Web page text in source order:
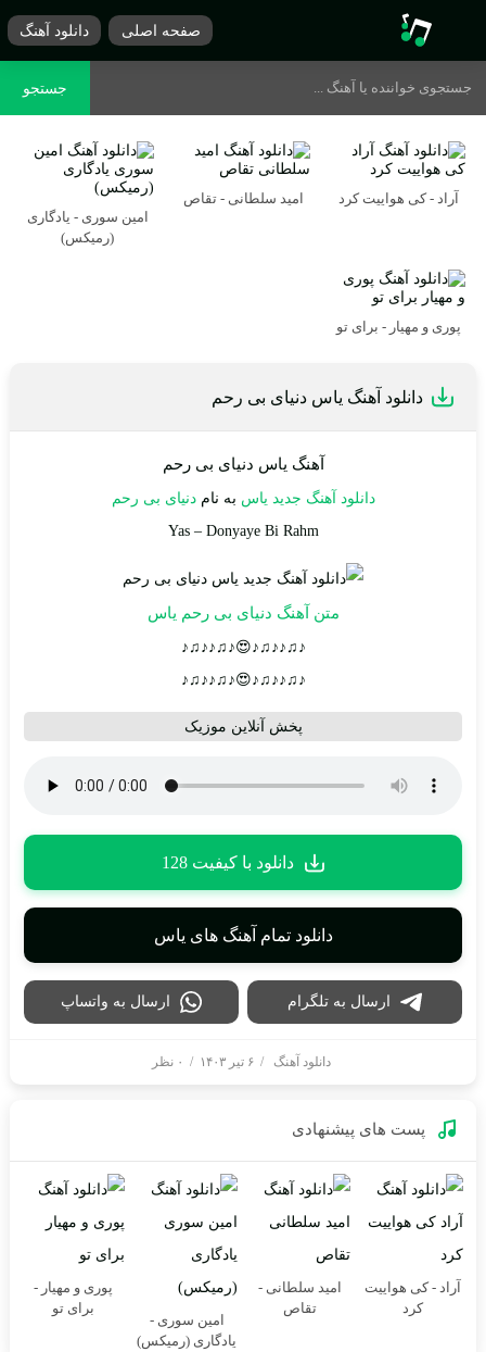
صفحه اصلی دانلود آهنگ
جستجو
آراد - کی هواییت کرد
امید سلطانی - تقاص
امین سوری - یادگاری
(رمیکس)
پوری و مهیار - برای تو
دانلود آهنگ یاس دنیای بی رحم
آهنگ یاس دنیای بی رحم
دانلود آهنگ جدید یاس به نامدنیای بی رحم
Yas– Donyaye Bi Rahm
متن آهنگ دنیای بی رحم یاس
♪♫♪♪♫♪😍♪♫♪♪♫♪
♪♫♪♪♫♪😍♪♫♪♪♫♪
پخش آنلاین موزیک
دانلود با کیفیت 128
دانلود تمام آهنگ های یاس
ارسال به تلگرام ارسال به واتساپ
دانلود آهنگ / ۶ تیر ۱۴۰۳ / ۰ نظر
پست های پیشنهادی
آراد - کی هواییت
کرد
امید سلطانی -
تقاص
امین سوری -
یادگاری (رمیکس)
پوری و مهیار -
برای تو